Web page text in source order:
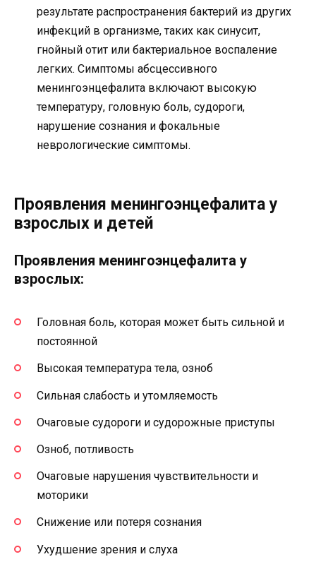
результате распространения бактерий из других
инфекций в организме, таких как синусит,
гнойный отит или бактериальное воспаление
легких. Симптомы абсцессивного
менингоэнцефалита включают высокую
температуру, головную боль, судороги,
нарушение сознания и фокальные
неврологические симптомы.
Проявления менингоэнцефалита у
взрослых и детей
Проявления менингоэнцефалита у
взрослых:
Головная боль, которая может быть сильной и
постоянной
Высокая температура тела, озноб
Сильная слабость и утомляемость
Очаговые судороги и судорожные приступы
Озноб, потливость
Очаговые нарушения чувствительности и
моторики
Снижение или потеря сознания
Ухудшение зрения и слуха